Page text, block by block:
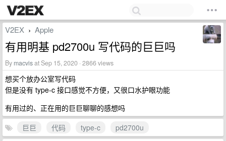
V2EX › Apple
有用明基 pd2700u 写代码的巨巨吗
By macvisat Sep 15, 2020 · 2866 views
想买个放办公室写代码
但是没有 type-c 接口感觉不方便，又很口水护眼功能
有用过的、正在用的巨巨聊聊的感想吗
巨巨
代码 type-c
pd2700u